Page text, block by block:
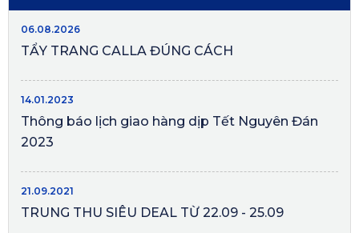
06.08.2026
TẨY TRANG CALLA ĐÚNG CÁCH
14.01.2023
Thông báo lịch giao hàng dịp Tết Nguyên Đán
2023
21.09.2021
TRUNG THU SIÊU DEAL TỪ 22.09 - 25.09